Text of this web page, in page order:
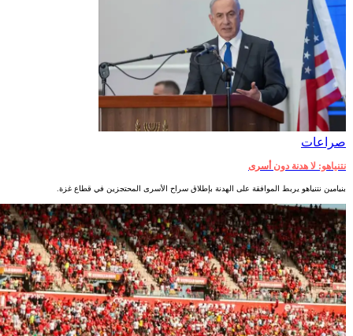
صراعات‎
نتنياهو: لا هدنة دون أسرى
بنيامين نتنياهو يربط الموافقة على الهدنة بإطلاق سراح الأسرى المحتجزين في قطاع غزة.